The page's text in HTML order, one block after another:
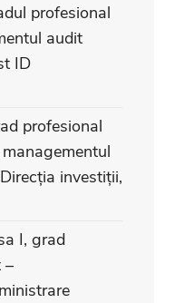
profesional
audit
ID
profesional
investiții,
I, grad
–